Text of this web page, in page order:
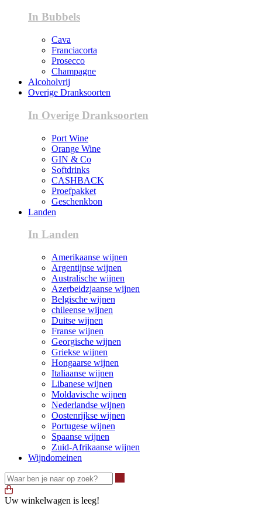
In Bubbels
Cava
Franciacorta
Prosecco
Champagne
Alcoholvrij
Overige Dranksoorten
In Overige Dranksoorten
Port Wine
Orange Wine
GIN & Co
Softdrinks
CASHBACK
Proefpakket
Geschenkbon
Landen
In Landen
Amerikaanse wijnen
Argentijnse wijnen
Australische wijnen
Azerbeidzjaanse wijnen
Belgische wijnen
chileense wijnen
Duitse wijnen
Franse wijnen
Georgische wijnen
Griekse wijnen
Hongaarse wijnen
Italiaanse wijnen
Libanese wijnen
Moldavische wijnen
Nederlandse wijnen
Oostenrijkse wijnen
Portugese wijnen
Spaanse wijnen
Zuid-Afrikaanse wijnen
Wijndomeinen
Uw winkelwagen is leeg!